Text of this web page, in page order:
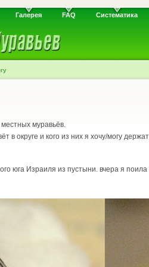
Галерея FAQ Систематика
муравьёв.
в округе и кого из них я хочу/могу
юга Израиля из пустыни. вчера я